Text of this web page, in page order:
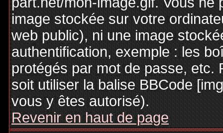
image stockée sur votre
web public), ni une image
authentification, exemple : les
protégés par mot de passe, etc.
soit utiliser la balise BBCode
vous y êtes autorisé).
Revenir en haut de page